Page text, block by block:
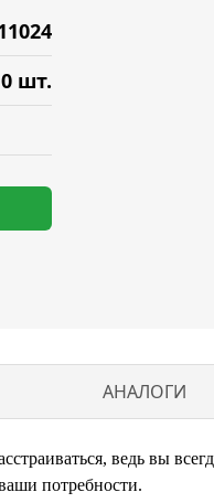
0 шт.
АНАЛОГИ
ведь вы
потребности.